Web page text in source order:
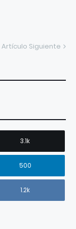
Artículo Siguiente
3.1k
500
1.2k